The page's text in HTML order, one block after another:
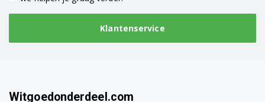
Klantenservice
Witgoedonderdeel.com